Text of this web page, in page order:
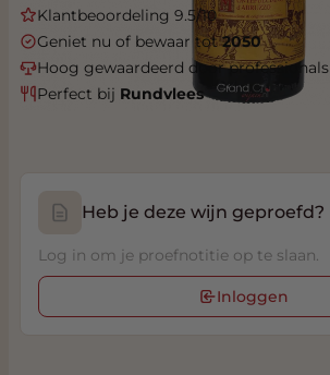
Klantbeoordeling 9.5/10
Geniet nu of bewaar tot2050
Hoog gewaardeerd door professionals
Perfect bij Rundvlees
Heb je deze wijn geproefd?
Log in om je proefnotitie op te slaan.
Inloggen